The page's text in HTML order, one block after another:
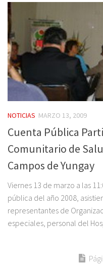
NOTICIAS MARZO 13, 2009
Cuenta Pública
Comunitario de
Campos de Yungay
Viernes 13 de marzo a las
pública del año 2008,
representantes de
especiales, personal del